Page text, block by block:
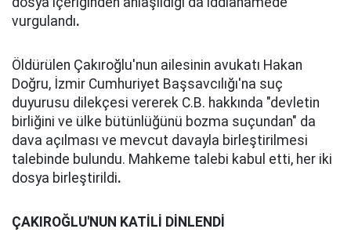
vurgulandı.
Öldürülen Çakıroğlu'nun ailesinin avukatı Hakan
Doğru, İzmir Cumhuriyet Başsavcılığı'na suç
duyurusu dilekçesi vererek C.B. hakkında "devletin
birliğini ve ülke bütünlüğünü bozma suçundan" da
dava açılması ve mevcut davayla birleştirilmesi
talebinde bulundu. Mahkeme talebi kabul etti, her iki
dosya birleştirildi.
ÇAKIROĞLU'NUN KATİLİ DİNLENDİ